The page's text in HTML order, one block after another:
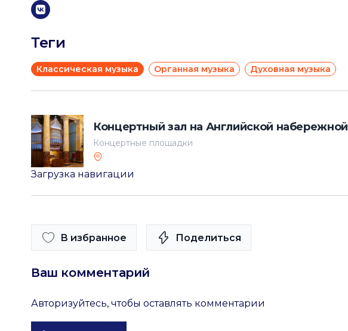
Теги
Классическая музыка Органная музыка Духовная музыка
Концертный зал на Английской набережной
Концертные площадки
Загрузка навигации
В избранное Поделиться
Ваш комментарий
Авторизуйтесь, чтобы оставлять комментарии